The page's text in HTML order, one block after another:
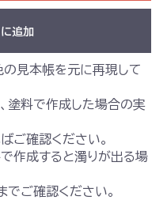
追加
見本帳を元に再現して
塗料で作成した場合の実
ご確認ください。
作成すると濁りが出る場
ご確認ください。